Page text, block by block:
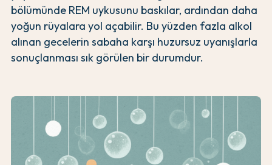
bölümünde REM uykusunu baskılar, ardından daha
yoğun rüyalara yol açabilir. Bu yüzden fazla alkol
alınan gecelerin sabaha karşı huzursuz uyanışlarla
sonuçlanması sık görülen bir durumdur.